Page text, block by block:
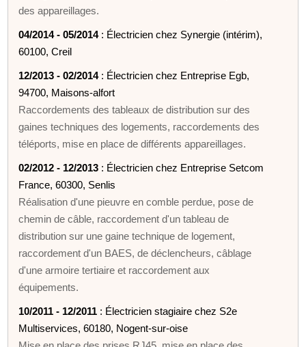
des appareillages.
04/2014 - 05/2014: Électricien chez Synergie (intérim),
60100, Creil
12/2013 - 02/2014: Électricien chez Entreprise Egb,
94700, Maisons-alfort
Raccordements des tableaux de distribution sur des
gaines techniques des logements, raccordements des
téléports, mise en place de différents appareillages.
02/2012 - 12/2013 : Électricien chez Entreprise Setcom
France, 60300, Senlis
Réalisation d'une pieuvre en comble perdue, pose de
chemin de câble, raccordement d'un tableau de
distribution sur une gaine technique de logement,
raccordement d'un BAES, de déclencheurs, câblage
d'une armoire tertiaire et raccordement aux
équipements.
10/2011 - 12/2011 : Électricien stagiaire chez S2e
Multiservices, 60180, Nogent-sur-oise